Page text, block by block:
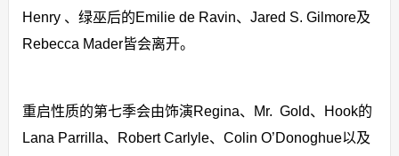
Henry 、绿巫后的Emilie de Ravin、Jared S. Gilmore及
Rebecca Mader皆会离开。
重启性质的第七季会由饰演Regina、Mr. Gold、Hook的
Lana Parrilla、Robert Carlyle、Colin O’Donoghue以及